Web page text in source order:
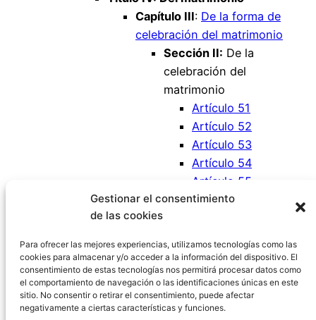
Gestionar el consentimiento
de las cookies
Para ofrecer las mejores experiencias, utilizamos tecnologías como las
cookies para almacenar y/o acceder a la información del dispositivo. El
consentimiento de estas tecnologías nos permitirá procesar datos como
el comportamiento de navegación o las identificaciones únicas en este
sitio. No consentir o retirar el consentimiento, puede afectar
negativamente a ciertas características y funciones.
Capítulo III: De la forma de
celebración del matrimonio
Sección II: De la
celebración del
matrimonio
Artículo 51
Artículo 52
Artículo 53
Artículo 54
Artículo 55
Artículo 56